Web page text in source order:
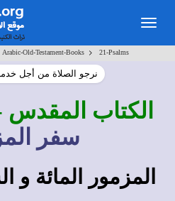
Arabic-Old-Testament-Books> 21-Psalms
نرجو الصلاة من أجل
الكتاب المقدس
سفر
المزمور المائة و